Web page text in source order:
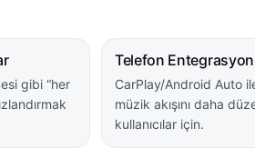
gibi “her
Telefon
CarPlay/Android Auto
müzik akışını daha
kullanıcılar için.